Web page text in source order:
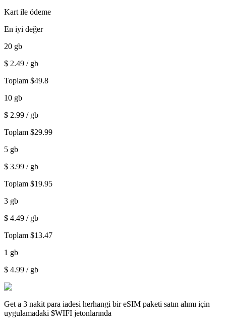
Kart ile ödeme
En iyi değer
20 gb
$ 2.49 / gb
Toplam $49.8
10 gb
$ 2.99 / gb
Toplam $29.99
5 gb
$ 3.99 / gb
Toplam $19.95
3 gb
$ 4.49 / gb
Toplam $13.47
1 gb
$ 4.99 / gb
Get a 3 nakit para iadesi herhangi bir eSIM paketi satın alımı için
uygulamadaki $WIFI jetonlarında